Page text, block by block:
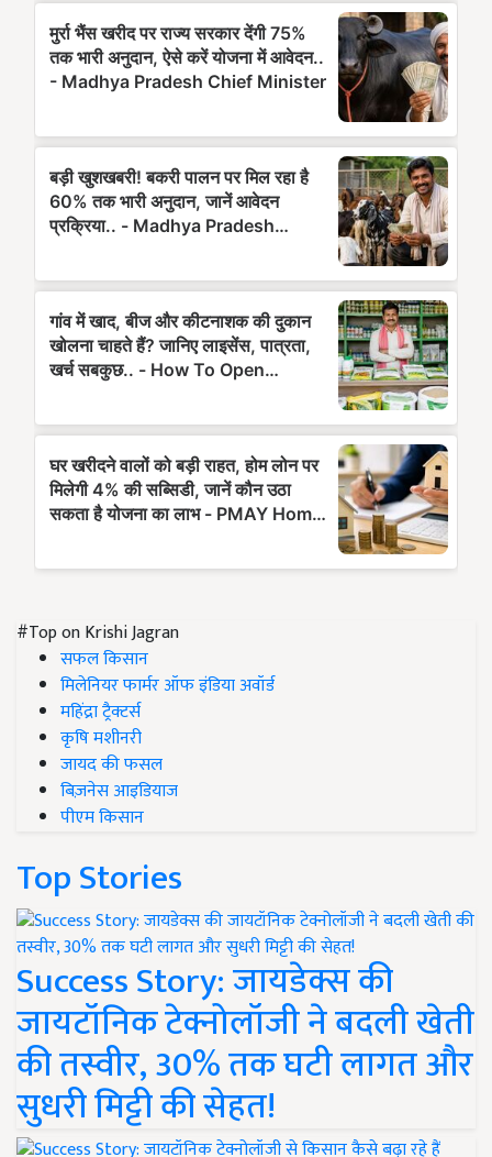
#Top on Krishi Jagran
सफल किसान
मिलेनियर फार्मर ऑफ इंडिया अवॉर्ड
महिंद्रा ट्रैक्टर्स
कृषि मशीनरी
जायद की फसल
बिज़नेस आइडियाज
पीएम किसान
Top Stories
Success Story: जायडेक्स की
जायटॉनिक टेक्नोलॉजी ने बदली खेती
की तस्वीर, 30% तक घटी लागत और
सुधरी मिट्टी की सेहत!